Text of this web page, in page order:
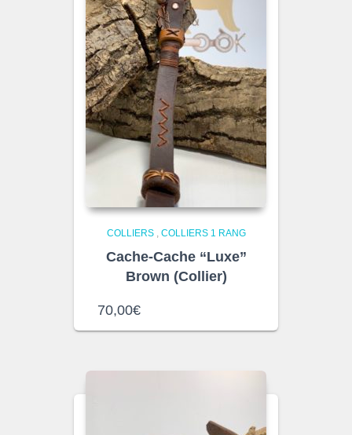
COLLIERS, COLLIERS 1 RANG
Cache-Cache “Luxe”
Brown (Collier)
70,00€